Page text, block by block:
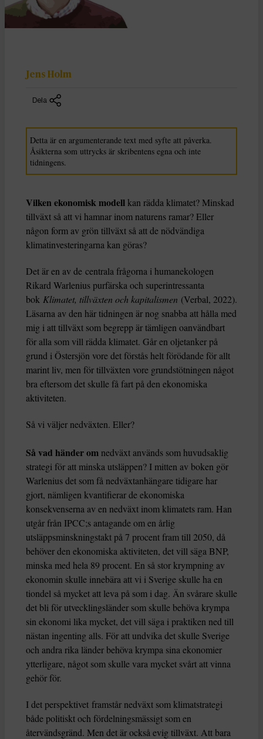
Jens Holm
Dela
Detta är en argumenterande text med syfte att påverka.
Åsikterna som uttrycks är skribentens egna och inte
tidningens.
Vilken ekonomisk modell kan rädda klimatet? Minskad
tillväxt så att vi hamnar inom naturens ramar? Eller
någon form av grön tillväxt så att de nödvändiga
klimatinvesteringarna kan göras?
Det är en av de centrala frågorna i humanekologen
Rikard Warlenius purfärska och superintressanta
bok Klimatet, tillväxten och kapitalismen (Verbal, 2022).
Läsarna av den här tidningen är nog snabba att hålla med
mig i att tillväxt som begrepp är tämligen oanvändbart
för alla som vill rädda klimatet. Går en oljetanker på
grund i Östersjön vore det förstås helt förödande för allt
marint liv, men för tillväxten vore grundstötningen något
bra eftersom det skulle få fart på den ekonomiska
aktiviteten.
Så vi väljer nedväxten. Eller?
Så vad händer om nedväxt används som huvudsaklig
strategi för att minska utsläppen? I mitten av boken gör
Warlenius det som få nedväxtanhängare tidigare har
gjort, nämligen kvantifierar de ekonomiska
konsekvenserna av en nedväxt inom klimatets ram. Han
utgår från IPCC;s antagande om en årlig
utsläppsminskningstakt på 7 procent fram till 2050, då
behöver den ekonomiska aktiviteten, det vill säga BNP,
minska med hela 89 procent. En så stor krympning av
ekonomin skulle innebära att vi i Sverige skulle ha en
tiondel så mycket att leva på som i dag. Än svårare skulle
det bli för utvecklingsländer som skulle behöva krympa
sin ekonomi lika mycket, det vill säga i praktiken ned till
nästan ingenting alls. För att undvika det skulle Sverige
och andra rika länder behöva krympa sina ekonomier
ytterligare, något som skulle vara mycket svårt att vinna
gehör för.
I det perspektivet framstår nedväxt som klimatstrategi
både politiskt och fördelningsmässigt som en
återvändsgränd. Men det är också evig tillväxt. Att bara